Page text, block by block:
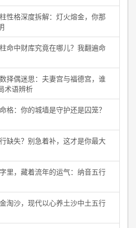
性格深度拆解：灯火熔金，你那
命中财库究竟在哪儿？我翻遍命
择偶迷思：夫妻宫与福德宫，谁
术语辨析
格：你的城墙是守护还是囚笼？
缺失？别急着补，这才是你最大
里，藏着流年的运气：纳音五行
淘沙，现代以心养土沙中土五行